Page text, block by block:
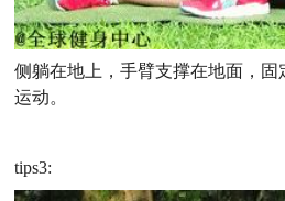
侧躺在地上，手臂支撑在地面，
运动。
tips3: